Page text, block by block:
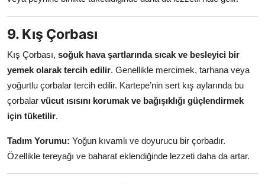
9. Kış Çorbası
Kış Çorbası, soğuk hava şartlarında sıcak ve besleyici bir
yemek olarak tercih edilir. Genellikle mercimek, tarhana veya
yoğurtlu çorbalar tercih edilir. Kartepe’nin sert kış aylarında bu
çorbalar vücut ısısını korumak ve bağışıklığı güçlendirmek
için tüketilir.
Tadım Yorumu: Yoğun kıvamlı ve doyurucu bir çorbadır.
Özellikle tereyağı ve baharat eklendiğinde lezzeti daha da artar.